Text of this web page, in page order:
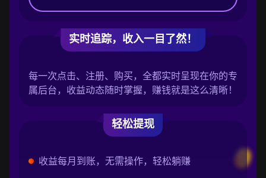
实时追踪，收入一目了然！
每一次点击、注册、购买，全都实时呈现在你的专
属后台，收益动态随时掌握，赚钱就是这么清晰！
轻松提现
收益每月到账，无需操作，轻松躺赚